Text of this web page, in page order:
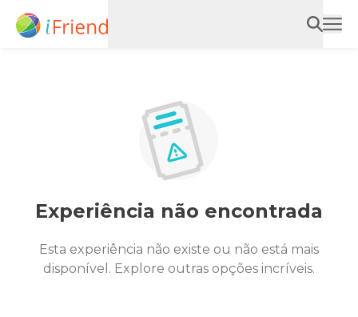
Experiência não encontrada
Esta experiência não existe ou não está mais
disponível. Explore outras opções incríveis.